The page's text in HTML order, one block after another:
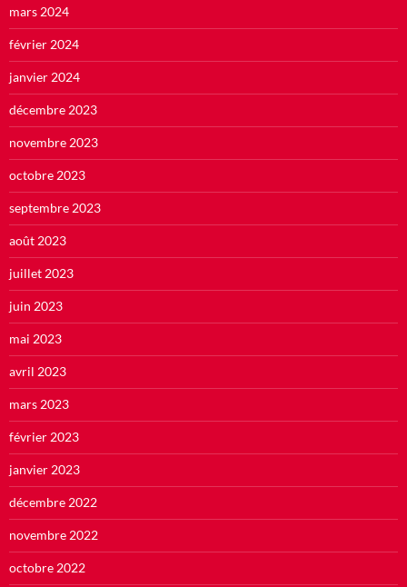
mars 2024
février 2024
janvier 2024
décembre 2023
novembre 2023
octobre 2023
septembre 2023
août 2023
juillet 2023
juin 2023
mai 2023
avril 2023
mars 2023
février 2023
janvier 2023
décembre 2022
novembre 2022
octobre 2022